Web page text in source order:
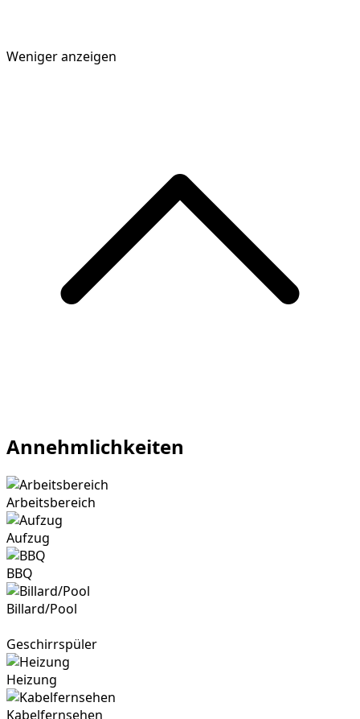
Weniger anzeigen
Annehmlichkeiten
Arbeitsbereich
Aufzug
BBQ
Billard/Pool
Geschirrspüler
Heizung
Kabelfernsehen